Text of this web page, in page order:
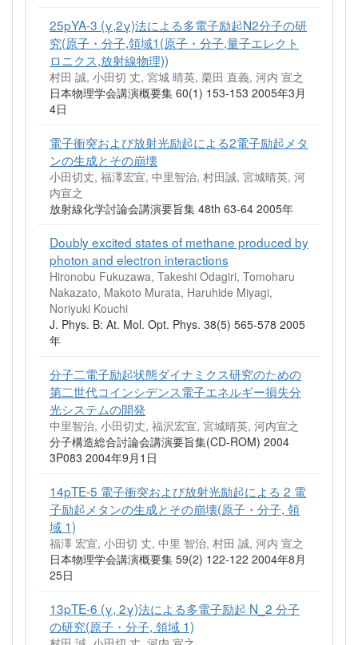
25pYA-3 (γ,2γ)法による多電子励起N2分子の研
究(原子・分子,領域1(原子・分子,量子エレクト
ロニクス,放射線物理))
村田 誠, 小田切 丈, 宮城 晴英, 栗田 直義, 河内 宣之
日本物理学会講演概要集 60(1) 153-153 2005年3月
4日
電子衝突および放射光励起による2電子励起メタ
ンの生成とその崩壊
小田切丈, 福澤宏宣, 中里智治, 村田誠, 宮城晴英, 河
内宣之
放射線化学討論会講演要旨集 48th 63-64 2005年
Doubly excited states of methane produced by
photon and electron interactions
Hironobu Fukuzawa, Takeshi Odagiri, Tomoharu
Nakazato, Makoto Murata, Haruhide Miyagi,
Noriyuki Kouchi
J. Phys. B: At. Mol. Opt. Phys. 38(5) 565-578 2005
年
分子二電子励起状態ダイナミクス研究のための
第二世代コインシデンス電子エネルギー損失分
光システムの開発
中里智治, 小田切丈, 福沢宏宣, 宮城晴英, 河内宣之
分子構造総合討論会講演要旨集(CD-ROM) 2004
3P083 2004年9月1日
14pTE-5 電子衝突および放射光励起による 2 電
子励起メタンの生成とその崩壊(原子・分子, 領
域 1)
福澤 宏宣, 小田切 丈, 中里 智治, 村田 誠, 河内 宣之
日本物理学会講演概要集 59(2) 122-122 2004年8月
25日
13pTE-6 (γ, 2γ)法による多電子励起 N_2 分子
の研究(原子・分子, 領域 1)